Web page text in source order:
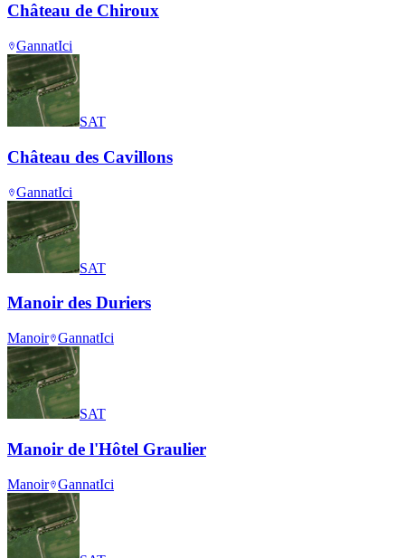
Château de Chiroux
GannatIci
SAT
Château des Cavillons
GannatIci
SAT
Manoir des Duriers
Manoir GannatIci
SAT
Manoir de l'Hôtel Graulier
Manoir GannatIci